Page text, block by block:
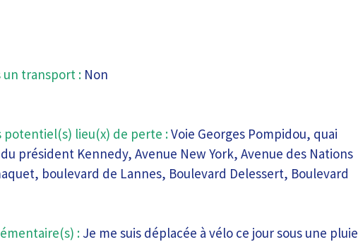
un transport : Non
potentiel(s) lieu(x) de perte :Voie Georges Pompidou, quai
président Kennedy, Avenue New York, Avenue des Nations
boulevard de Lannes, Boulevard Delessert, Boulevard
: Je me suis déplacée à vélo ce jour sous une pluie